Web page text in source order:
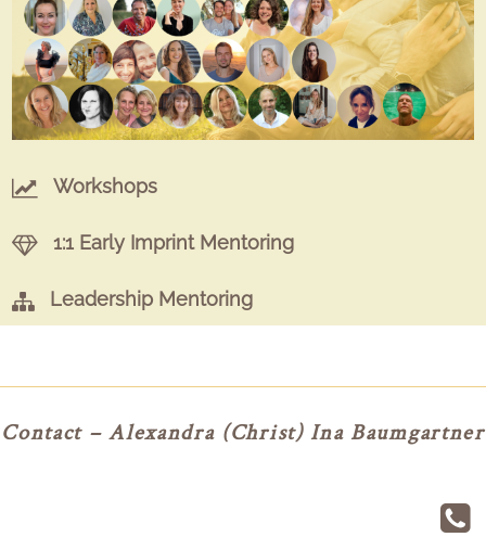
Workshops
1:1 Early Imprint Mentoring
Leadership Mentoring
Contact – Alexandra (Christ) Ina Baumgartner